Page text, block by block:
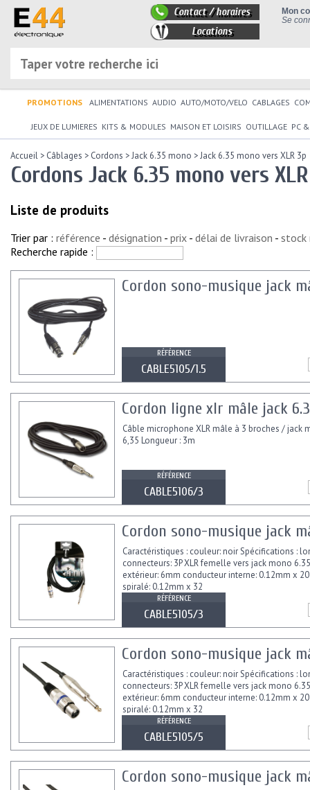
Mon
Se
Contact / horaires
Locations
PROMOTIONS ALIMENTATIONS AUDIO AUTO/MOTO/VELO CABLAGES
JEUX DE LUMIERES KITS & MODULES MAISON ET LOISIRS OUTILLAGE PC
Accueil > Câblages > Cordons >Jack 6.35 mono >Jack 6.35 mono vers XLR 3p
Cordons Jack 6.35 mono vers
Liste de produits
Trier par : référence - désignation - prix - délai de livraison - stock
Recherche rapide :
Cordon sono-musique jack
RÉFÉRENCE
CABLE5105/1.5
Cordon ligne xlr mâle jack
Câble microphone XLR mâle à 3 broches / jack
6,35 Longueur : 3m
RÉFÉRENCE
CABLE5106/3
Cordon sono-musique jack
Caractéristiques : couleur: noir Spécifications :
connecteurs: 3P XLR femelle vers jack mono
extérieur: 6mm conducteur interne: 0.12mm x
spiralé: 0.12mm x 32
RÉFÉRENCE
CABLE5105/3
Cordon sono-musique jack
Caractéristiques : couleur: noir Spécifications :
connecteurs: 3P XLR femelle vers jack mono
extérieur: 6mm conducteur interne: 0.12mm x
spiralé: 0.12mm x 32
RÉFÉRENCE
CABLE5105/5
Cordon sono-musique jack